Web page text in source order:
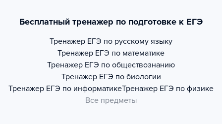
Бесплатный тренажер по подготовке к ЕГЭ
Тренажер ЕГЭ по русскому языку
Тренажер ЕГЭ по математике
Тренажер ЕГЭ по обществознанию
Тренажер ЕГЭ по биологии
Тренажер ЕГЭ по информатикеТренажер ЕГЭ по физике
Все предметы